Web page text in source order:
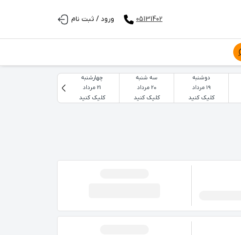
05131402 ورود / ثبت نام
دوشنبه
19 مرداد
کلیک کنید
سه شنبه
20 مرداد
کلیک کنید
چهارشنبه
21 مرداد
کلیک کنید